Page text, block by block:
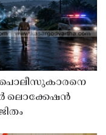
ലൊക്കേഷൻ